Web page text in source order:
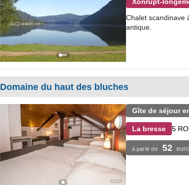
Chalet scandinave
antique.
Domaine du haut des bluches
Gîte de séjour
La bresse 5
à partir de 52